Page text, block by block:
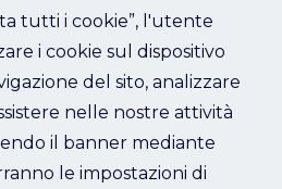
Refresh
tutti i cookie”, l'utente
i cookie sul dispositivo
del sito, analizzare
nelle nostre attività
il banner mediante
le impostazioni di